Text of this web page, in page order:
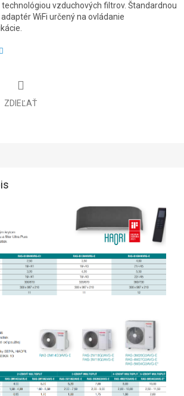
vzduchových filtrov. Štandardnou
WiFi určený na ovládanie
ZDIEĽAŤ